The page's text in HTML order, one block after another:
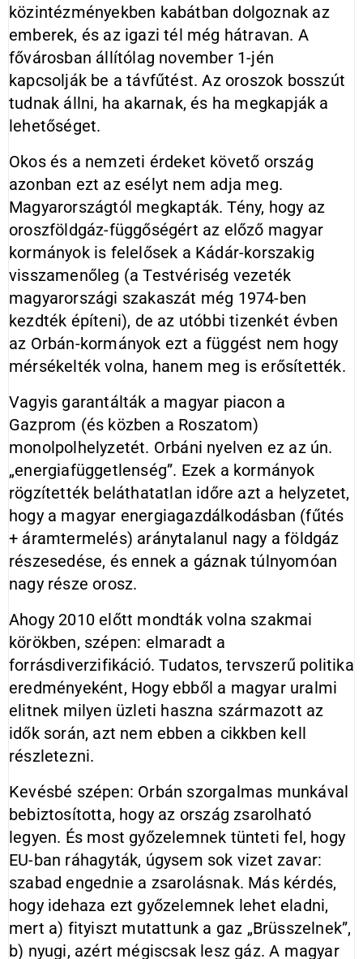
közintézményekben kabátban dolgoznak az
emberek, és az igazi tél még hátravan. A
fővárosban állítólag november 1-jén
kapcsolják be a távfűtést. Az oroszok bosszút
tudnak állni, ha akarnak, és ha megkapják a
lehetőséget.
Okos és a nemzeti érdeket követő ország
azonban ezt az esélyt nem adja meg.
Magyarországtól megkapták. Tény, hogy az
oroszföldgáz-függőségért az előző magyar
kormányok is felelősek a Kádár-korszakig
visszamenőleg (a Testvériség vezeték
magyarországi szakaszát még 1974-ben
kezdték építeni), de az utóbbi tizenkét évben
az Orbán-kormányok ezt a függést nem hogy
mérsékelték volna, hanem meg is erősítették.
Vagyis garantálták a magyar piacon a
Gazprom (és közben a Roszatom)
monolpolhelyzetét. Orbáni nyelven ez az ún.
„energiafüggetlenség”. Ezek a kormányok
rögzítették beláthatatlan időre azt a helyzetet,
hogy a magyar energiagazdálkodásban (fűtés
+ áramtermelés) aránytalanul nagy a földgáz
részesedése, és ennek a gáznak túlnyomóan
nagy része orosz.
Ahogy 2010 előtt mondták volna szakmai
körökben, szépen: elmaradt a
forrásdiverzifikáció. Tudatos, tervszerű politika
eredményeként, Hogy ebből a magyar uralmi
elitnek milyen üzleti haszna származott az
idők során, azt nem ebben a cikkben kell
részletezni.
Kevésbé szépen: Orbán szorgalmas munkával
bebiztosította, hogy az ország zsarolható
legyen. És most győzelemnek tünteti fel, hogy
EU-ban ráhagyták, úgysem sok vizet zavar:
szabad engednie a zsarolásnak. Más kérdés,
hogy idehaza ezt győzelemnek lehet eladni,
mert a) fityiszt mutattunk a gaz „Brüsszelnek”,
b) nyugi, azért mégiscsak lesz gáz. A magyar